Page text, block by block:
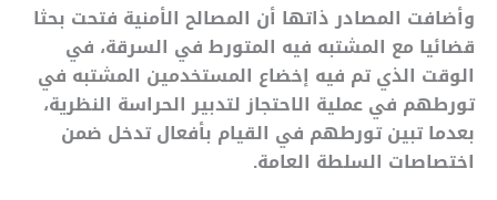
وأضافت المصادر ذاتها أن المصالح الأمنية فتحت بحثا
قضائيا مع المشتبه فيه المتورط في السرقة، في
الوقت الذي تم فيه إخضاع المستخدمين المشتبه في
تورطهم في عملية الاحتجاز لتدبير الحراسة النظرية،
بعدما تبين تورطهم في القيام بأفعال تدخل ضمن
اختصاصات السلطة العامة.